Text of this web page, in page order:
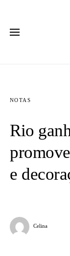
NOTAS
Rio
e
Celina